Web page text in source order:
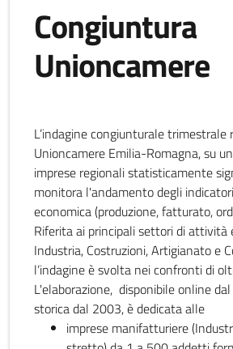
Congiuntura
Unioncamere
L’indagine congiunturale trimestrale
Unioncamere Emilia-Romagna, su
imprese regionali statisticamente
monitora l'andamento degli
economica (produzione, fatturato,
Riferita ai principali settori di attività
Industria, Costruzioni, Artigianato e
l’indagine è svolta nei confronti di
L'elaborazione, disponibile online
storica dal 2003, è dedicata alle
imprese manifatturiere